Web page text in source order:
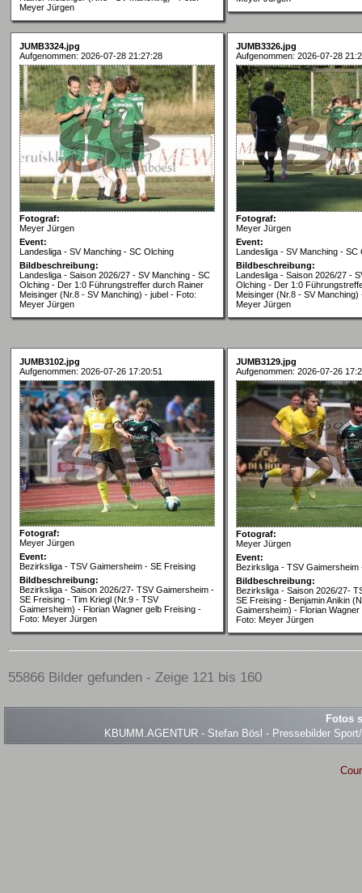
Meyer Jürgen
JUMB3324.jpg
Aufgenommen: 2026-07-28 21:27:28
Fotograf:
Meyer Jürgen
Event:
Landesliga - SV Manching - SC Olching
Bildbeschreibung:
Landesliga - Saison 2026/27 - SV Manching - SC
Olching - Der 1:0 Führungstreffer durch Rainer
Meisinger (Nr.8 - SV Manching) - jubel - Foto:
Meyer Jürgen
JUMB3326.jpg
Aufgenommen: 2026-07-28
Fotograf:
Meyer Jürgen
Event:
Landesliga - SV Manching - SC
Bildbeschreibung:
Landesliga - Saison 2026/27 -
Olching - Der 1:0
Meisinger (Nr.8 - SV Manching)
Meyer Jürgen
JUMB3102.jpg
Aufgenommen: 2026-07-26 17:20:51
Fotograf:
Meyer Jürgen
Event:
Bezirksliga - TSV Gaimersheim - SE Freising
Bildbeschreibung:
Bezirksliga - Saison 2026/27- TSV Gaimersheim -
SE Freising - Tim Kriegl (Nr.9 - TSV
Gaimersheim) - Florian Wagner gelb Freising -
Foto: Meyer Jürgen
JUMB3129.jpg
Aufgenommen: 2026-07-26
Fotograf:
Meyer Jürgen
Event:
Bezirksliga - TSV Gaimersheim
Bildbeschreibung:
Bezirksliga - Saison 2026/27-
SE Freising - Benjamin Anikin
Gaimersheim) - Florian
Foto: Meyer Jürgen
55866 Bilder gefunden - Zeige 121 bis 160
Fotos
KBUMM.AGENTUR - Stefan Bösl - Pressebilder